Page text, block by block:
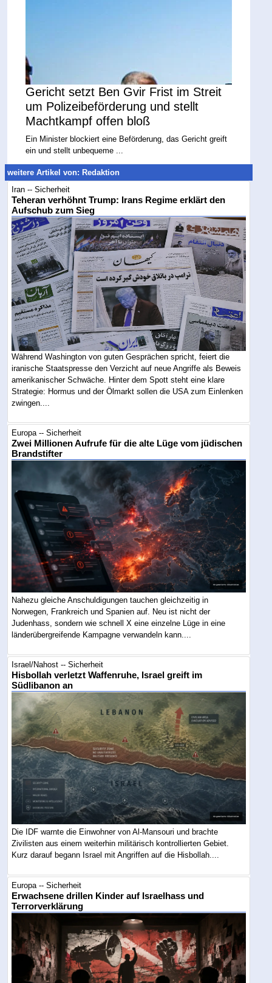
Gericht setzt Ben Gvir Frist im Streit
um Polizeibeförderung und stellt
Machtkampf offen bloß
Ein Minister blockiert eine Beförderung, das Gericht greift
ein und stellt unbequeme ...
weitere Artikel von: Redaktion
Iran -- Sicherheit
Teheran verhöhnt Trump: Irans Regime erklärt den
Aufschub zum Sieg
Während Washington von guten Gesprächen spricht, feiert die
iranische Staatspresse den Verzicht auf neue Angriffe als Beweis
amerikanischer Schwäche. Hinter dem Spott steht eine klare
Strategie: Hormus und der Ölmarkt sollen die USA zum Einlenken
zwingen....
Europa -- Sicherheit
Zwei Millionen Aufrufe für die alte Lüge vom jüdischen
Brandstifter
Nahezu gleiche Anschuldigungen tauchen gleichzeitig in
Norwegen, Frankreich und Spanien auf. Neu ist nicht der
Judenhass, sondern wie schnell X eine einzelne Lüge in eine
länderübergreifende Kampagne verwandeln kann....
Israel/Nahost -- Sicherheit
Hisbollah verletzt Waffenruhe, Israel greift im
Südlibanon an
Die IDF warnte die Einwohner von Al-Mansouri und brachte
Zivilisten aus einem weiterhin militärisch kontrollierten Gebiet.
Kurz darauf begann Israel mit Angriffen auf die Hisbollah....
Europa -- Sicherheit
Erwachsene drillen Kinder auf Israelhass und
Terrorverklärung